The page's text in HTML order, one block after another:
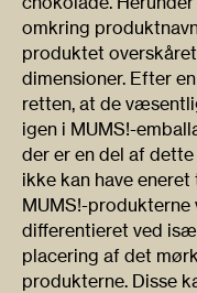
omkring
produktet
dimensioner. Efter
retten, at de
igen i MUMS!-
der er en del af
ikke kan have
MUMS!-
differentieret ved
placering af det
produkterne. Disse